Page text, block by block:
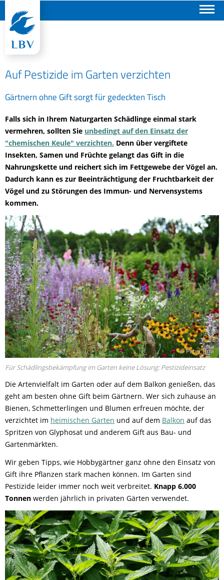
Auf Pestizide im Garten verzichten
Gärtnern ohne Gift sorgt für gedeckten Tisch
Falls sich in Ihrem Naturgarten Schädlinge einmal stark
vermehren, sollten Sie unbedingt auf den Einsatz der
"chemischen Keule" verzichten. Denn über vergiftete
Insekten, Samen und Früchte gelangt das Gift in die
Nahrungskette und reichert sich im Fettgewebe der Vögel an.
Dadurch kann es zur Beeinträchtigung der Fruchtbarkeit der
Vögel und zu Störungen des Immun- und Nervensystems
kommen.
© Peter Bria
Für Schädlingsbekämpfung im Garten keine Lösung: Pestizideinsatz
Die Artenvielfalt im Garten oder auf dem Balkon genießen, das
geht am besten ohne Gift beim Gärtnern. Wer sich zuhause an
Bienen, Schmetterlingen und Blumen erfreuen möchte, der
verzichtet im heimischen Garten und auf dem Balkon auf das
Spritzen von Glyphosat und anderem Gift aus Bau- und
Gartenmärkten.
Wir geben Tipps, wie Hobbygärtner ganz ohne den Einsatz von
Gift ihre Pflanzen stark machen können. Im Garten sind
Pestizide leider immer noch weit verbreitet. Knapp 6.000
Tonnen werden jährlich in privaten Gärten verwendet.